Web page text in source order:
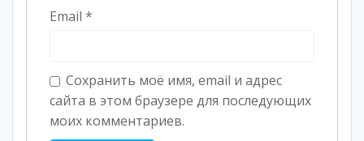
Email *
Сохранить моё имя, email и адрес
сайта в этом браузере для последующих
моих комментариев.